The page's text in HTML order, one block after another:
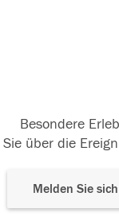
Besondere
über die
Melden Sie